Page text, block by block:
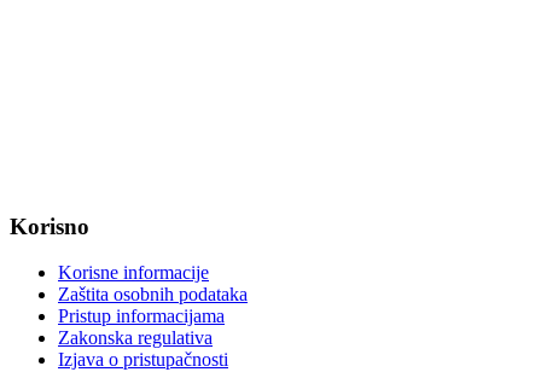
Korisno
Korisne informacije
Zaštita osobnih podataka
Pristup informacijama
Zakonska regulativa
Izjava o pristupačnosti